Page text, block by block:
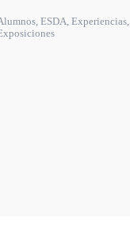
, ESDA, Experiencias,